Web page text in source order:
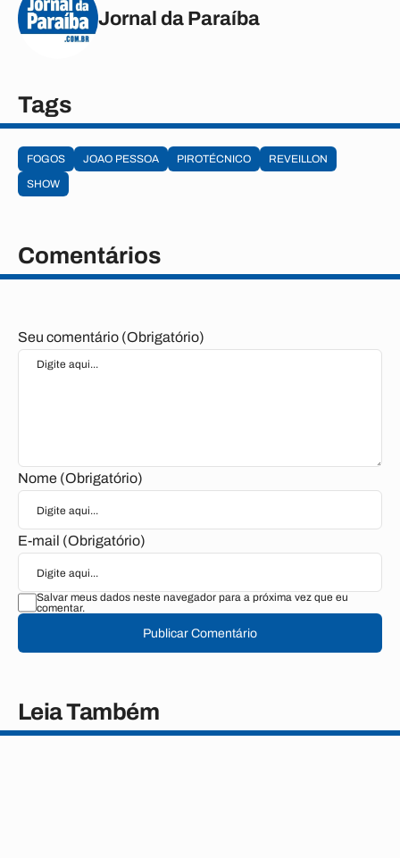
Jornal da Paraíba
Tags
FOGOS JOAO PESSOA PIROTÉCNICO
REVEILLON
SHOW
Comentários
Seu comentário (Obrigatório)
Nome (Obrigatório)
E-mail (Obrigatório)
Salvar meus dados neste navegador para a próxima vez que eu
comentar.
Publicar Comentário
Leia Também